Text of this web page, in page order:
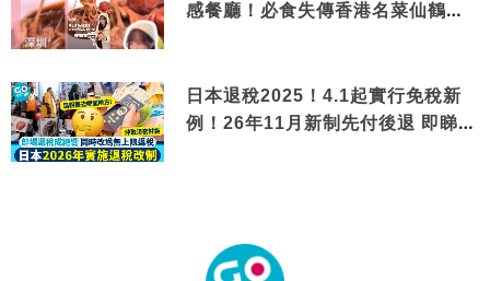
感餐廳！必食失傳香港名菜仙鶴神
日本退稅2025！4.1起實行免稅新
例！26年11月新制先付後退 即睇步